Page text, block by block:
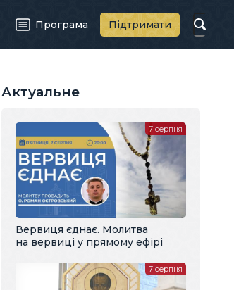
Програма Підтримати
Актуальне
Вервиця єднає. Молитва
на вервиці у прямому ефірі
7 серпня
7 серпня